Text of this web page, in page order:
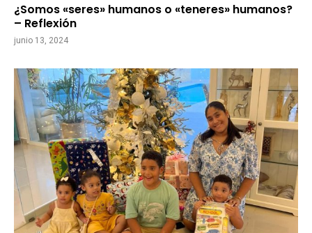
¿Somos «seres» humanos o «teneres» humanos?
– Reflexión
junio 13, 2024